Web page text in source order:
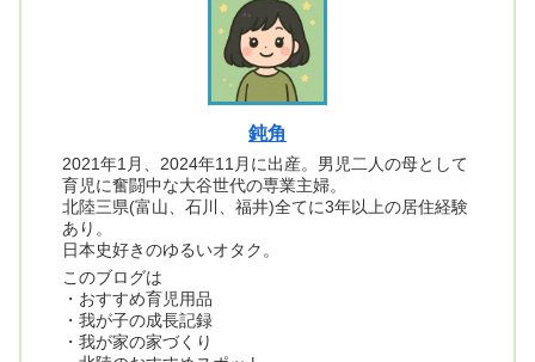
鈍角
2021年1月、2024年11月に出産。男児二人の母として
育児に奮闘中な大谷世代の専業主婦。
北陸三県(富山、石川、福井)全てに3年以上の居住経験
あり。
日本史好きのゆるいオタク。
このブログは
・おすすめ育児用品
・我が子の成長記録
・我が家の家づくり